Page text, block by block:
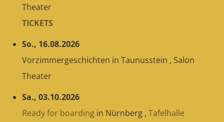
Theater
TICKETS
So., 16.08.2026
Vorzimmergeschichten in Taunusstein , Salon
Theater
Sa., 03.10.2026
Ready for boarding in Nürnberg , Tafelhalle